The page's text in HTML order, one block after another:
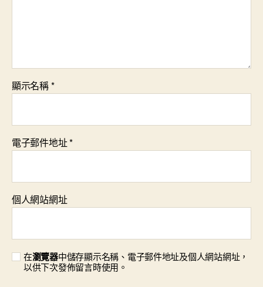
顯示名稱*
電子郵件地址*
個人網站網址
在瀏覽器中儲存顯示名稱、電子郵件地址及個人網站網址，
以供下次發佈留言時使用。